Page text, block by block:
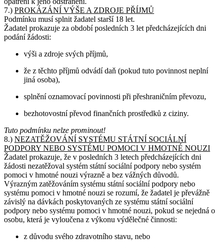
7.) PROKÁZÁNÍ VÝŠE A ZDROJE PŘÍJMŮ
Podmínku musí splnit žadatel starší 18 let.
Žadatel prokazuje za období posledních 3 let předcházejících dni
podání žádosti:
výši a zdroje svých příjmů,
že z těchto příjmů odvádí daň (pokud tuto povinnost neplní
jiná osoba),
splnění oznamovací povinnosti při přeshraničním převozu,
bezhotovostní převod finančních prostředků z ciziny.
Tuto podmínku nelze prominout!
8.) NEZATĚŽOVÁNÍ SYSTÉMU STÁTNÍ SOCIÁLNÍ
PODPORY NEBO SYSTÉMU POMOCI V HMOTNÉ NOUZI
Žadatel prokazuje, že v posledních 3 letech předcházejících dni
žádosti nezatěžoval systém státní sociální podpory nebo systém
pomoci v hmotné nouzi výrazně a bez vážných důvodů.
Výrazným zatěžováním systému státní sociální podpory nebo
systému pomoci v hmotné nouzi se rozumí, že žadatel je převážně
závislý na dávkách poskytovaných ze systému státní sociální
podpory nebo systému pomoci v hmotné nouzi, pokud se nejedná o
osobu, která je vyloučena z výkonu výdělečné činnosti:
z důvodu svého zdravotního stavu, nebo